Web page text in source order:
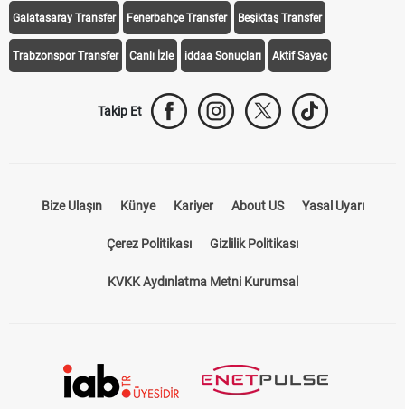
iddaa Programı Galatasaray Fenerbahçe Beşiktaş Trabzonspor
Galatasaray Transfer Fenerbahçe Transfer Beşiktaş Transfer
Canlı İzle iddaa Sonuçları Aktif Sayaç
Künye Kariyer About US
Çerez Politikası Gizlilik Politikası